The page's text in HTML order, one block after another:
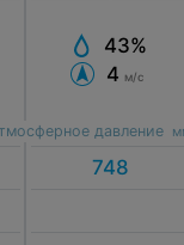
43%
4 м/с
давление